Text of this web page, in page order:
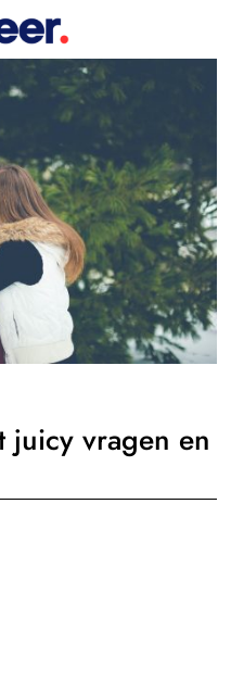
juicy vragen en